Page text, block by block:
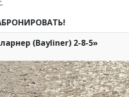
(Bayliner) 2-8-5»